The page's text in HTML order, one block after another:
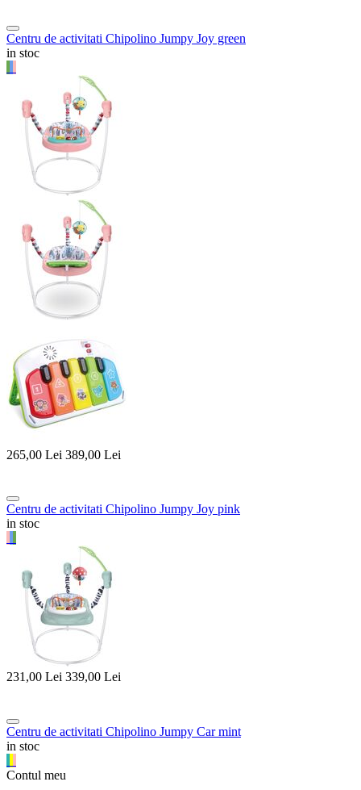
Centru de activitati Chipolino Jumpy Joy green
in stoc
265,00 Lei 389,00 Lei
Centru de activitati Chipolino Jumpy Joy pink
in stoc
231,00 Lei 339,00 Lei
Centru de activitati Chipolino Jumpy Car mint
in stoc
Contul meu